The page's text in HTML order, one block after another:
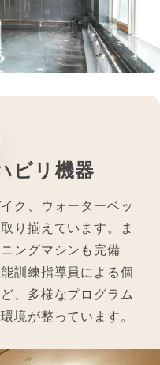
ビリ機器
ク、ウォーターベッ
り揃えています。ま
ングマシンも完備
訓練指導員による個
、多様なプログラム
境が整っています。